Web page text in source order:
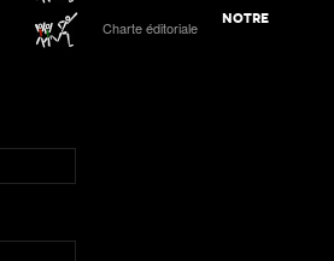
Charte éditoriale
NOTRE